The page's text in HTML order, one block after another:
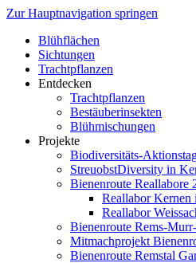
Zur Hauptnavigation springen
Blühflächen
Sichtungen
Trachtpflanzen
Entdecken
Trachtpflanzen
Bestäuberinsekten
Blühmischungen
Projekte
Biodiversitäts-
StreuobstDiversity in
Bienenroute Reallabore
Reallabor Kernen
Reallabor
Bienenroute Rems-
Mitmachprojekt
Bienenroute Remstal